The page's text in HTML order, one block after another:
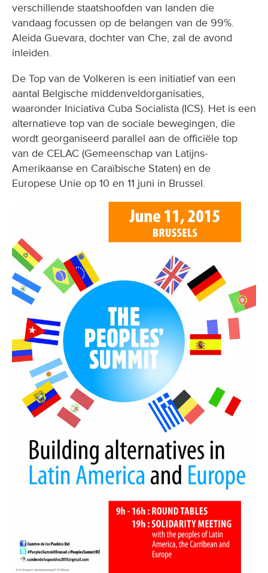
verschillende staatshoofden van landen die
vandaag focussen op de belangen van de 99%.
Aleida Guevara, dochter van Che, zal de avond
inleiden.
De Top van de Volkeren is een initiatief van een
aantal Belgische middenveldorganisaties,
waaronder Iniciativa Cuba Socialista (ICS). Het is een
alternatieve top van de sociale bewegingen, die
wordt georganiseerd parallel aan de officiële top
van de CELAC (Gemeenschap van Latijns-
Amerikaanse en Caraïbische Staten) en de
Europese Unie op 10 en 11 juni in Brussel.